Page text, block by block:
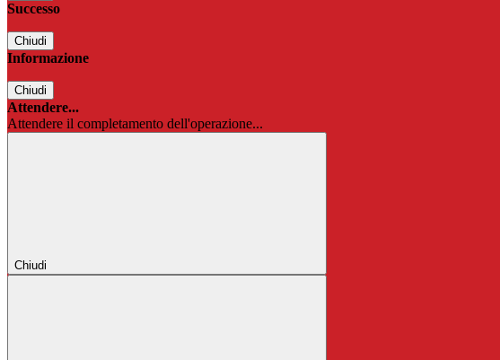
Successo
Chiudi
Informazione
Chiudi
Attendere...
Attendere il completamento dell'operazione...
Chiudi